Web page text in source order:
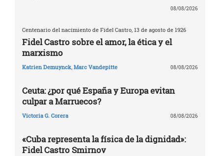
08/08/2026
Centenario del nacimiento de Fidel Castro, 13 de agosto de 1926
Fidel Castro sobre el amor, la ética y el
marxismo
Katrien Demuynck, Marc Vandepitte 08/08/2026
Ceuta: ¿por qué España y Europa evitan
culpar a Marruecos?
Victoria G. Corera 08/08/2026
«Cuba representa la física de la dignidad»:
Fidel Castro Smirnov